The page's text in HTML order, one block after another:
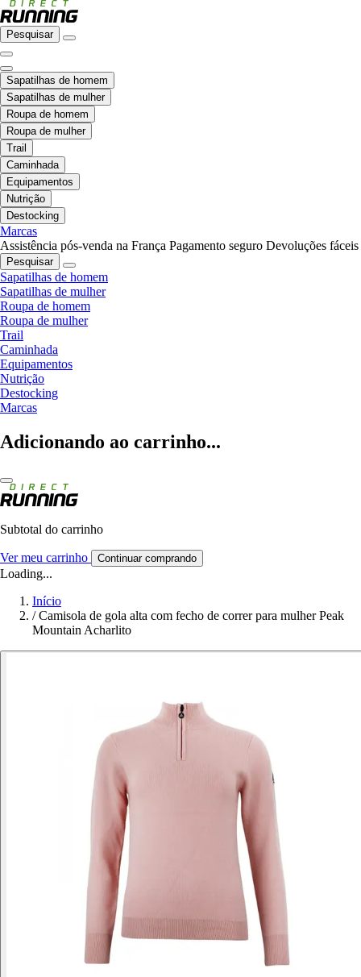
Pesquisar
Sapatilhas de homem
Sapatilhas de mulher
Roupa de homem
Roupa de mulher
Trail
Caminhada
Equipamentos
Nutrição
Destocking
Marcas
Assistência pós-venda na França Pagamento seguro Devoluções fáceis
Pesquisar
Sapatilhas de homem
Sapatilhas de mulher
Roupa de homem
Roupa de mulher
Trail
Caminhada
Equipamentos
Nutrição
Destocking
Marcas
Adicionando ao carrinho...
Subtotal do carrinho
Ver meu carrinho Continuar comprando
Loading...
Início
/ Camisola de gola alta com fecho de correr para mulher Peak
Mountain Acharlito